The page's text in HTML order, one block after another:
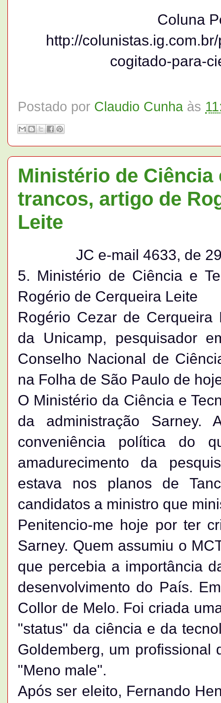
Coluna
http://
cogitado-para-
Postado por Claudio Cunha às
Ministério de Ciência
trancos, artigo de
Leite
JC e-mail 4633, de
5. Ministério de Ciência e
Rogério de Cerqueira Leite
Rogério Cezar de
da Unicamp, pesquisador
Conselho Nacional de
na Folha de São Paulo de
O Ministério da Ciência e
da administração Sarney.
conveniência política do
amadurecimento da
estava nos planos de
candidatos a ministro que
Penitencio-me hoje por ter
Sarney. Quem assumiu o
que percebia a importância
desenvolvimento do País.
Collor de Melo. Foi criada
"status" da ciência e da
Goldemberg, um profissional
"Meno male".
Após ser eleito, Fernando